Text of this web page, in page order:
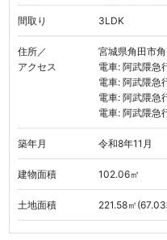
間取り 3LDK
住所／
アクセス
宮城県角田市
電車: 阿武隈急
電車: 阿武隈急
電車: 阿武隈急
電車: 阿武隈急
築年月 令和8年11月
建物面積 102.06㎡
土地面積 221.58㎡